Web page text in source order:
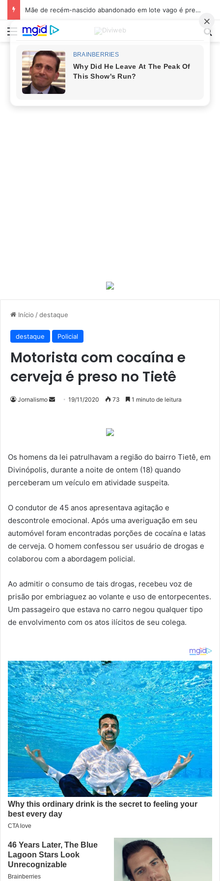
Mãe de recém-nascido abandonado em lote vago é presa em Sabará
Menu
Início /destaque
destaque Policial
Motorista com cocaína e
cerveja é preso no Tietê
Jornalismo
Mande19/11/2020 73 1 minuto de leitura
Os homens da lei patrulhavam a região do bairro Tietê, em
Divinópolis, durante a noite de ontem (18) quando
perceberam um veículo em atividade suspeita.
O condutor de 45 anos apresentava agitação e
descontrole emocional. Após uma averiguação em seu
automóvel foram encontradas porções de cocaína e latas
de cerveja. O homem confessou ser usuário de drogas e
colaborou com a abordagem policial.
Ao admitir o consumo de tais drogas, recebeu voz de
prisão por embriaguez ao volante e uso de entorpecentes.
Um passageiro que estava no carro negou qualquer tipo
de envolvimento com os atos ilícitos de seu colega.